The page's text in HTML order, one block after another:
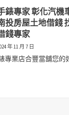
錶專家 彰化汽機
投房屋土地借錢
錢專家
年 11 月 7 日
專業店合豐當舖您的